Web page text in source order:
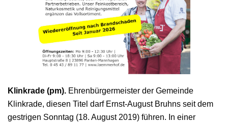
Klinkrade (pm). Ehrenbürgermeister der Gemeinde
Klinkrade, diesen Titel darf Ernst-August Bruhns seit dem
gestrigen Sonntag (18. August 2019) führen. In einer